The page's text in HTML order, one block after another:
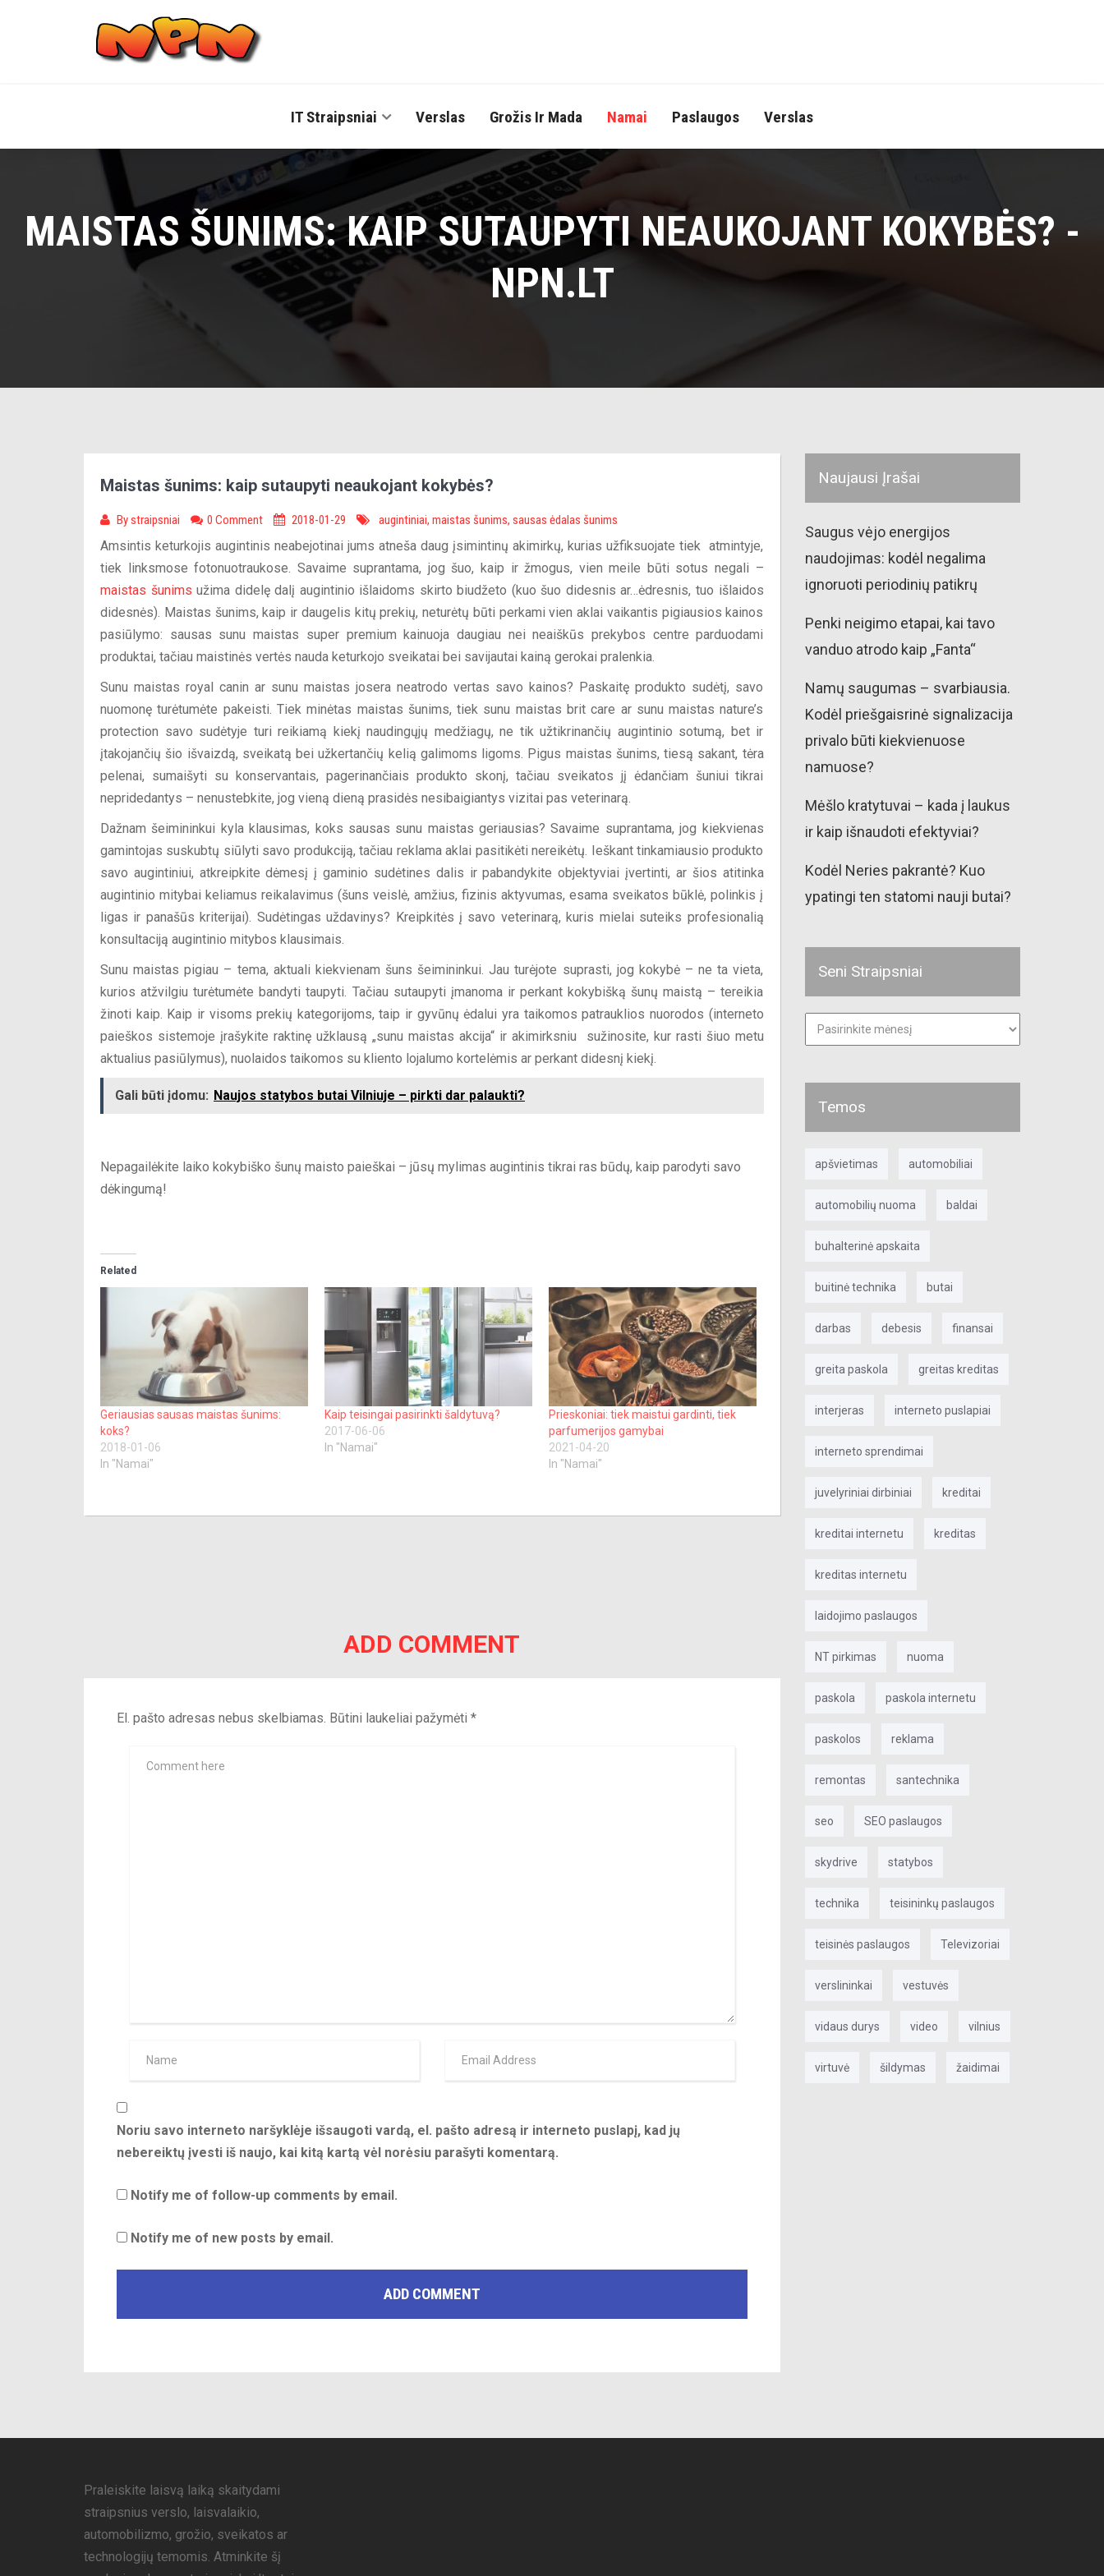
IT Straipsniai Verslas Grožis Ir Mada Namai Paslaugos Verslas
MAISTAS ŠUNIMS: KAIP SUTAUPYTI NEAUKOJANT KOKYBĖS? -
NPN.LT
Maistas šunims: kaip sutaupyti neaukojant kokybės?
Bystraipsniai 0 Comment 2018-01-29 augintiniai, maistas šunims, sausas ėdalas šunims
Amsintis keturkojis augintinis neabejotinai jums atneša daug įsimintinų akimirkų, kurias užfiksuojate tiek atmintyje,
tiek linksmose fotonuotraukose. Savaime suprantama, jog šuo, kaip ir žmogus, vien meile būti sotus negali –
maistas šunims užima didelę dalį augintinio išlaidoms skirto biudžeto (kuo šuo didesnis ar…ėdresnis, tuo išlaidos
didesnės). Maistas šunims, kaip ir daugelis kitų prekių, neturėtų būti perkami vien aklai vaikantis pigiausios kainos
pasiūlymo: sausas sunu maistas super premium kainuoja daugiau nei neaiškūs prekybos centre parduodami
produktai, tačiau maistinės vertės nauda keturkojo sveikatai bei savijautai kainą gerokai pralenkia.
Sunu maistas royal canin ar sunu maistas josera neatrodo vertas savo kainos? Paskaitę produkto sudėtį, savo
nuomonę turėtumėte pakeisti. Tiek minėtas maistas šunims, tiek sunu maistas brit care ar sunu maistas nature’s
protection savo sudėtyje turi reikiamą kiekį naudingųjų medžiagų, ne tik užtikrinančių augintinio sotumą, bet ir
įtakojančių šio išvaizdą, sveikatą bei užkertančių kelią galimoms ligoms. Pigus maistas šunims, tiesą sakant, tėra
pelenai, sumaišyti su konservantais, pagerinančiais produkto skonį, tačiau sveikatos jį ėdančiam šuniui tikrai
nepridedantys – nenustebkite, jog vieną dieną prasidės nesibaigiantys vizitai pas veterinarą.
Dažnam šeimininkui kyla klausimas, koks sausas sunu maistas geriausias? Savaime suprantama, jog kiekvienas
gamintojas suskubtų siūlyti savo produkciją, tačiau reklama aklai pasitikėti nereikėtų. Ieškant tinkamiausio produkto
savo augintiniui, atkreipkite dėmesį į gaminio sudėtines dalis ir pabandykite objektyviai įvertinti, ar šios atitinka
augintinio mitybai keliamus reikalavimus (šuns veislė, amžius, fizinis aktyvumas, esama sveikatos būklė, polinkis į
ligas ir panašūs kriterijai). Sudėtingas uždavinys? Kreipkitės į savo veterinarą, kuris mielai suteiks profesionalią
konsultaciją augintinio mitybos klausimais.
Sunu maistas pigiau – tema, aktuali kiekvienam šuns šeimininkui. Jau turėjote suprasti, jog kokybė – ne ta vieta,
kurios atžvilgiu turėtumėte bandyti taupyti. Tačiau sutaupyti įmanoma ir perkant kokybišką šunų maistą – tereikia
žinoti kaip. Kaip ir visoms prekių kategorijoms, taip ir gyvūnų ėdalui yra taikomos patrauklios nuorodos (interneto
paieškos sistemoje įrašykite raktinę užklausą „sunu maistas akcija“ ir akimirksniu sužinosite, kur rasti šiuo metu
aktualius pasiūlymus), nuolaidos taikomos su kliento lojalumo kortelėmis ar perkant didesnį kiekį.
Gali būti įdomu: Naujos statybos butai Vilniuje – pirkti dar palaukti?
Nepagailėkite laiko kokybiško šunų maisto paieškai – jūsų mylimas augintinis tikrai ras būdų, kaip parodyti savo
dėkingumą!
Related
Geriausias sausas maistas šunims:
koks?
2018-01-06
In "Namai"
Kaip teisingai pasirinkti šaldytuvą?
2017-06-06
In "Namai"
Prieskoniai: tiek maistui gardinti, tiek
parfumerijos gamybai
2021-04-20
In "Namai"
ADD COMMENT
El. pašto adresas nebus skelbiamas. Būtini laukeliai pažymėti *
Noriu savo interneto naršyklėje išsaugoti vardą, el. pašto adresą ir interneto puslapį, kad jų
nebereiktų įvesti iš naujo, kai kitą kartą vėl norėsiu parašyti komentarą.
Notify me of follow-up comments by email.
Notify me of new posts by email.
Naujausi Įrašai
Saugus vėjo energijos
naudojimas: kodėl negalima
ignoruoti periodinių patikrų
Penki neigimo etapai, kai tavo
vanduo atrodo kaip „Fanta“
Namų saugumas – svarbiausia.
Kodėl priešgaisrinė signalizacija
privalo būti kiekvienuose
namuose?
Mėšlo kratytuvai – kada į laukus
ir kaip išnaudoti efektyviai?
Kodėl Neries pakrantė? Kuo
ypatingi ten statomi nauji butai?
Seni Straipsniai
Seni
straipsniai
Temos
apšvietimas automobiliai
automobilių nuoma baldai
buhalterinė apskaita
buitinė technika butai
darbas debesis finansai
greita paskola greitas kreditas
interjeras interneto puslapiai
interneto sprendimai
juvelyriniai dirbiniai kreditai
kreditai internetu kreditas
kreditas internetu
laidojimo paslaugos
NT pirkimas nuoma
paskola paskola internetu
paskolos reklama
remontas santechnika
seo SEO paslaugos
skydrive statybos
technika teisininkų paslaugos
teisinės paslaugos Televizoriai
verslininkai vestuvės
vidaus durys video vilnius
virtuvė šildymas žaidimai
Praleiskite laisvą laiką skaitydami
straipsnius verslo, laisvalaikio,
automobilizmo, grožio, sveikatos ar
technologijų temomis. Atminkite šį